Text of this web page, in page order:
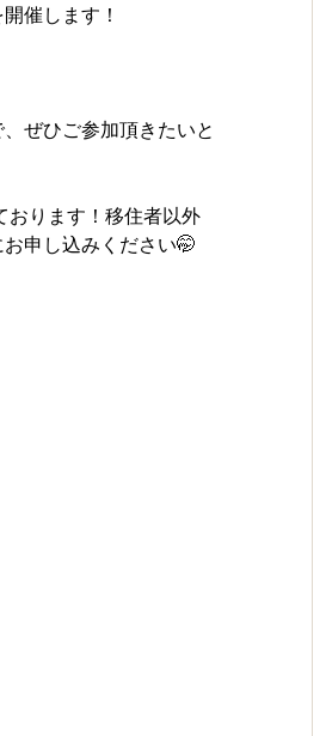
催します！
ぜひご参加頂きたいと
おります！移住者以外
申し込みください🤭